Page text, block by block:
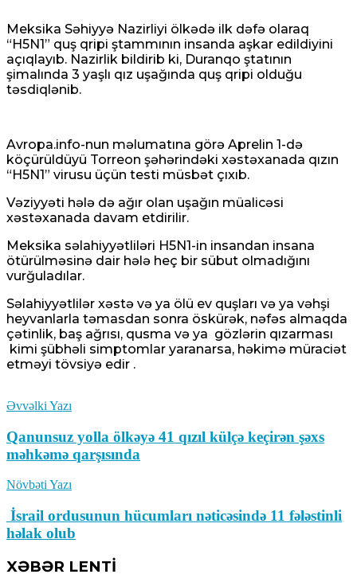
Meksika Səhiyyə Nazirliyi ölkədə ilk dəfə olaraq
“H5N1” quş qripi ştammının insanda aşkar edildiyini
açıqlayıb. Nazirlik bildirib ki, Duranqo ştatının
şimalında 3 yaşlı qız uşağında quş qripi olduğu
təsdiqlənib.
Avropa.info-nun məlumatına görə Aprelin 1-də
köçürüldüyü Torreon şəhərindəki xəstəxanada qızın
“H5N1” virusu üçün testi müsbət çıxıb.
Vəziyyəti hələ də ağır olan uşağın müalicəsi
xəstəxanada davam etdirilir.
Meksika səlahiyyətliləri H5N1-in insandan insana
ötürülməsinə dair hələ heç bir sübut olmadığını
vurğuladılar.
Səlahiyyətlilər xəstə və ya ölü ev quşları və ya vəhşi
heyvanlarla təmasdan sonra öskürək, nəfəs almaqda
çətinlik, baş ağrısı, qusma və ya gözlərin qızarması
kimi şübhəli simptomlar yaranarsa, həkimə müraciət
etməyi tövsiyə edir .
Əvvəlki Yazı
Qanunsuz yolla ölkəyə 41 qızıl külçə keçirən şəxs
məhkəmə qarşısında
Növbəti Yazı
İsrail ordusunun hücumları nəticəsində 11 fələstinli
həlak olub
XƏBƏR LENTİ